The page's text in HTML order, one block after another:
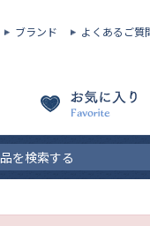
ブランド よくあるご質